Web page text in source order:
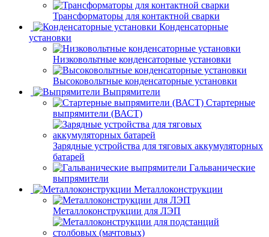
Трансформаторы для контактной сварки
Конденсаторные
установки
Низковольтные конденсаторные установки
Высоковольтные конденсаторные установки
Выпрямители
Стартерные
выпрямители (ВАСТ)
Зарядные устройства для тяговых аккумуляторных
батарей
Гальванические
выпрямители
Металлоконструкции
Металлоконструкции для ЛЭП